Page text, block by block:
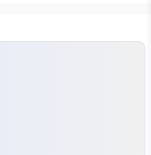
스킨입니